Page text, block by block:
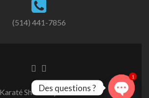
(514) 441-7856
Shorin-Ryu Mascouche
Des questions ?
1